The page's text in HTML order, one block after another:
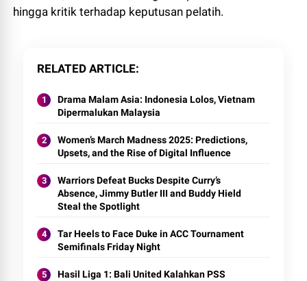
hingga kritik terhadap keputusan pelatih.
RELATED ARTICLE
Drama Malam Asia: Indonesia Lolos, Vietnam
Dipermalukan Malaysia
Women’s March Madness 2025: Predictions,
Upsets, and the Rise of Digital Influence
Warriors Defeat Bucks Despite Curry’s
Absence, Jimmy Butler III and Buddy Hield
Steal the Spotlight
Tar Heels to Face Duke in ACC Tournament
Semifinals Friday Night
Hasil Liga 1: Bali United Kalahkan PSS